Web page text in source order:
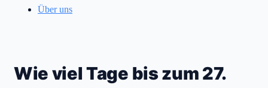
Über uns
Wie viel Tage bis zum 27.